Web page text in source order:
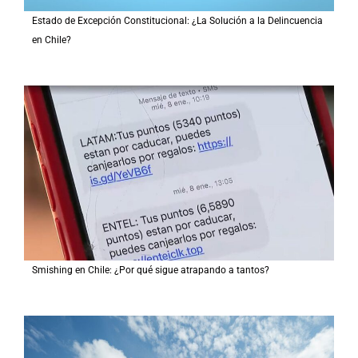
Estado de Excepción Constitucional: ¿La Solución a la Delincuencia
en Chile?
Smishing en Chile: ¿Por qué sigue atrapando a tantos?